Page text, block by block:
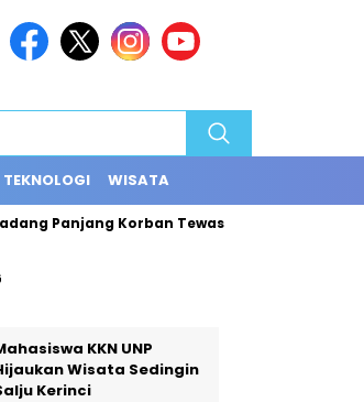
TEKNOLOGI WISATA
Panjang Korban Tewas Jadi 12 Orang
KKN UNP
Wisata Sedingin
Kerinci